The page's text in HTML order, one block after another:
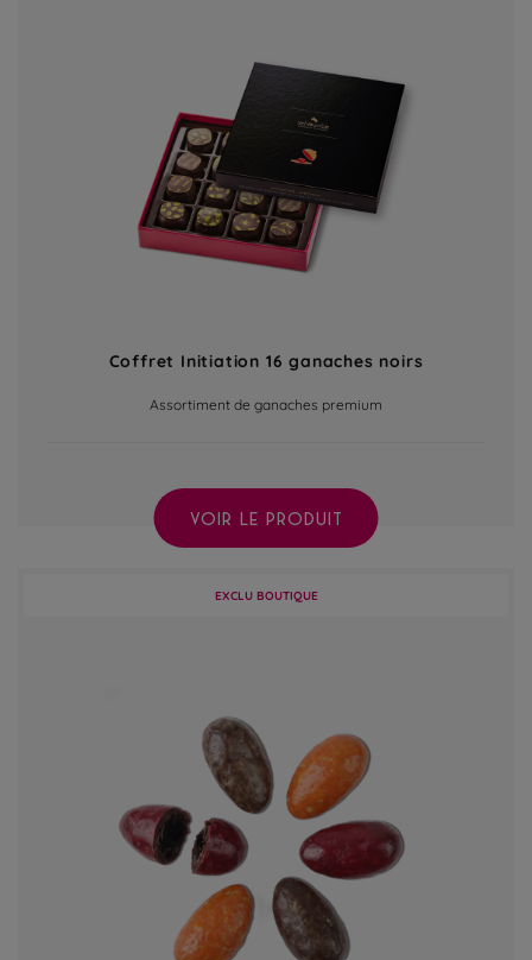
Coffret Initiation 16 ganaches noirs
Assortiment de ganaches premium
VOIR LE PRODUIT
EXCLU BOUTIQUE